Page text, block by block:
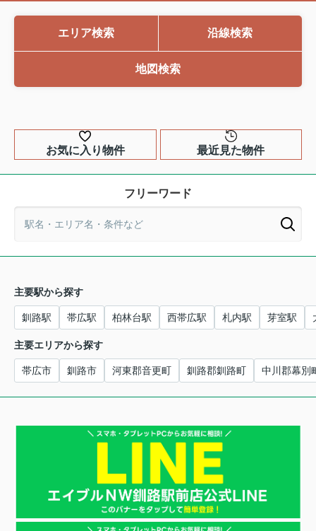
エリア検索 沿線検索
地図検索
お気に入り物件 最近見た物件
フリーワード
主要駅から探す
釧路駅 帯広駅 柏林台駅 西帯広駅 札内駅 芽室駅
主要エリアから探す
帯広市 釧路市 河東郡音更町 釧路郡釧路町 中川郡幕別